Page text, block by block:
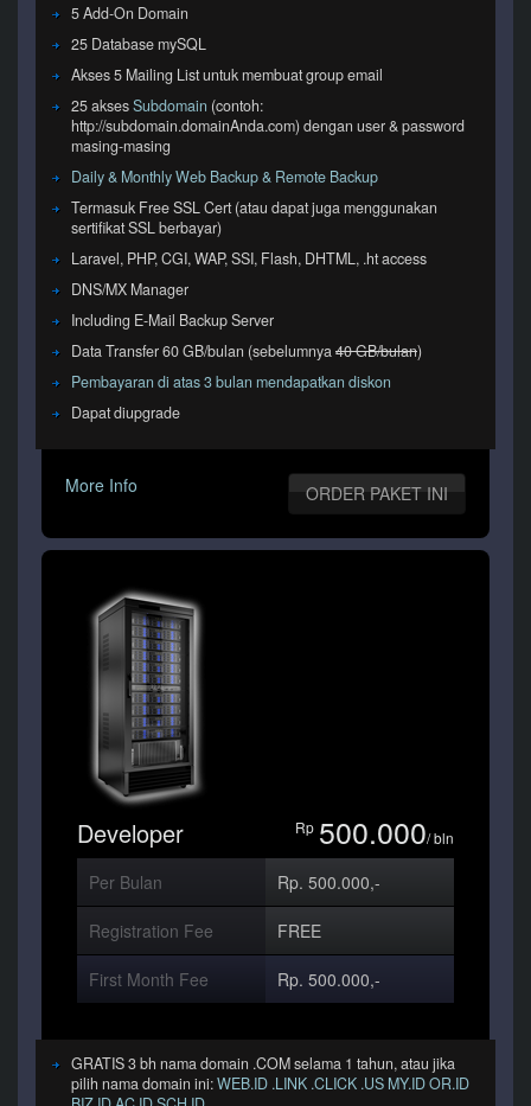
5 Add-On Domain
25 Database mySQL
Akses 5 Mailing List untuk membuat group email
25 aksesSubdomain (contoh:
http://subdomain.domainAnda.com) dengan user & password
masing-masing
Daily & Monthly Web Backup & Remote Backup
Termasuk Free SSL Cert (atau dapat juga menggunakan
sertifikat SSL berbayar)
Laravel, PHP, CGI, WAP, SSI, Flash, DHTML, .ht access
DNS/MX Manager
Including E-Mail Backup Server
Data Transfer 60 GB/bulan (sebelumnya 40 GB/bulan)
Pembayaran di atas 3 bulan mendapatkan diskon
Dapat diupgrade
More Info ORDER PAKET INI
Developer Rp 500.000/ bln
Per Bulan Rp. 500.000,-
Registration Fee FREE
First Month Fee Rp. 500.000,-
GRATIS 3 bh nama domain .COM selama 1 tahun, atau jika
pilih nama domain ini:WEB.ID .LINK .CLICK .US MY.ID OR.ID